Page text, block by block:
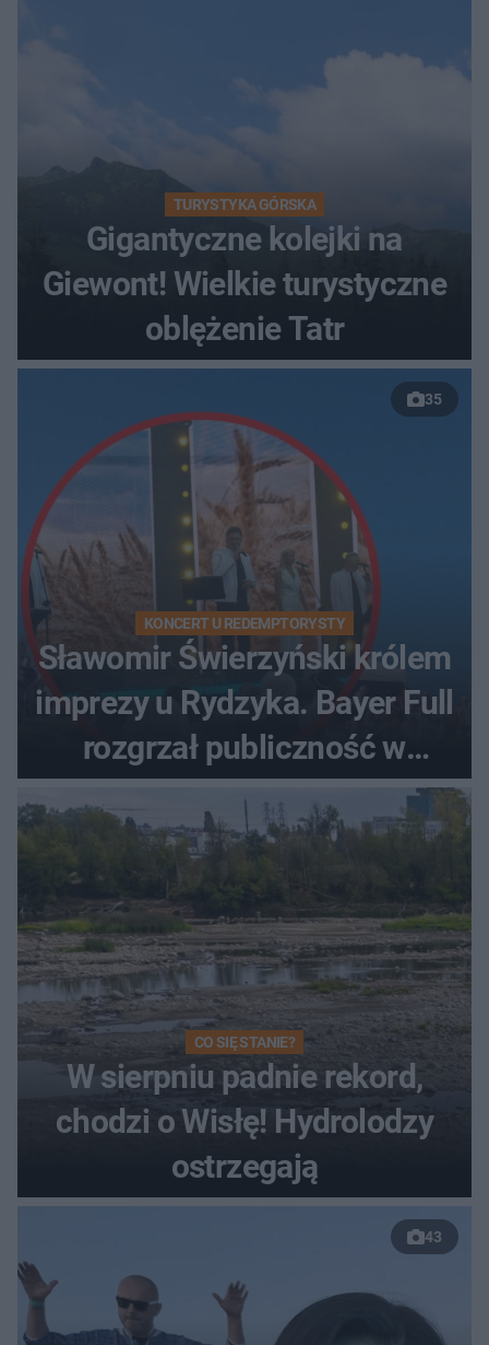
TURYSTYKA GÓRSKA
Gigantyczne kolejki na
Giewont! Wielkie turystyczne
oblężenie Tatr
35
KONCERT U REDEMPTORYSTY
Sławomir Świerzyński królem
imprezy u Rydzyka. Bayer Full
rozgrzał publiczność w
Toruniu
CO SIĘ STANIE?
W sierpniu padnie rekord,
chodzi o Wisłę! Hydrolodzy
ostrzegają
43